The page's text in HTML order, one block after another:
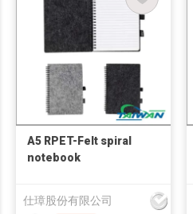
A5 RPET-Felt spiral
notebook
仕璋股份有限公司